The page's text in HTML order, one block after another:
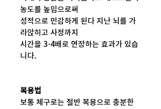
농도를 높임으로써
성적으로 민감하게 된다 지난 뇌를 가
라앉히고 사정까지
시간을 3-4배로 연장하는 효과가 있습
니다.
복용법
보통 체구로는 절반 복용으로 충분한